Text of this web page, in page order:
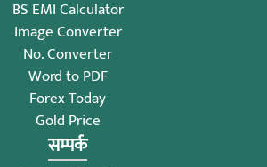
BS EMI Calculator
Image Converter
No. Converter
Word to PDF
Forex Today
Gold Price
सम्पर्क